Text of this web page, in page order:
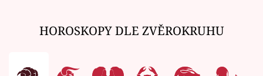
HOROSKOPY DLE ZVĚROKRUHU